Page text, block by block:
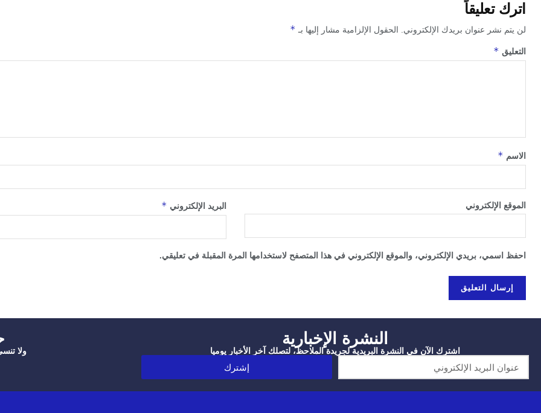
اترك تعليقاً
لن يتم نشر عنوان بريدك الإلكتروني. الحقول الإلزامية مشار إليها بـ *
التعليق *
الاسم *
البريد الإلكتروني * الموقع الإلكتروني
احفظ اسمي، بريدي الإلكتروني، والموقع الإلكتروني في هذا المتصفح لاستخدامها المرة المقبلة في تعليقي.
النشرة الإخبارية
اشترك الآن في النشرة البريدية لجريدة الملاحظ، لتصلك آخر الأخبار يوميا
إشترك
ولا